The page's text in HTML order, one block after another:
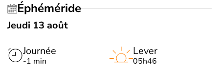
Éphéméride
Jeudi 13 août
Journée
-1 min
Lever
05h46